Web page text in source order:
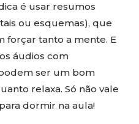
é usar resumos
ou esquemas), que
forçar tanto a mente. E
áudios com
ser um bom
relaxa. Só não vale
dormir na aula!